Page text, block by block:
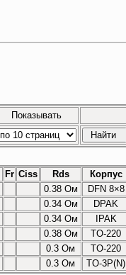
Показывать
Fr Сiss Rds
Корпус
0.38 Ом
DFN 8×8
0.34 Ом
DPAK
0.34 Ом
IPAK
0.38 Ом
TO-220
0.3 Ом
TO-220
0.3 Ом TO-3P(N)